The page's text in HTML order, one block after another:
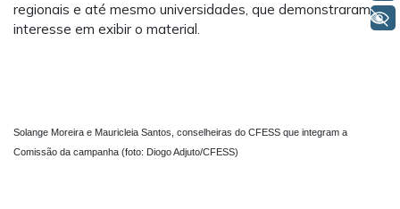
regionais e até mesmo universidades, que demonstraram
interesse em exibir o material.
Solange Moreira e Mauricleia Santos, conselheiras do CFESS que integram a
Comissão da campanha (foto: Diogo Adjuto/CFESS)
+ Acessibilidade